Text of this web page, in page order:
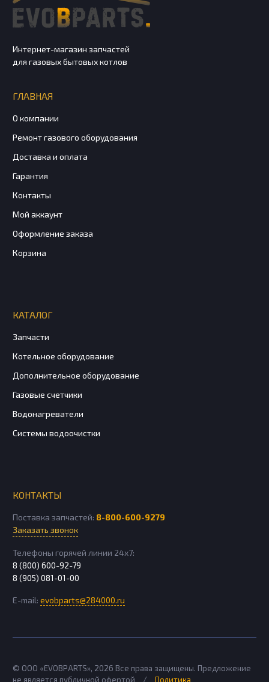
Интернет-магазин запчастей
для газовых бытовых котлов
ГЛАВНАЯ
О компании
Ремонт газового оборудования
Доставка и оплата
Гарантия
Контакты
Мой аккаунт
Оформление заказа
Корзина
КАТАЛОГ
Запчасти
Котельное оборудование
Дополнительное оборудование
Газовые счетчики
Водонагреватели
Системы водоочистки
КОНТАКТЫ
Поставка запчастей: 8-800-600-9279
Заказать звонок
Телефоны горячей линии 24х7:
8 (800) 600-92-79
8 (905) 081-01-00
E-mail: evobparts@284000.ru
© ООО «EVOBPARTS», 2026 Все права защищены. Предложение
не является публичной офертой
/ Политика